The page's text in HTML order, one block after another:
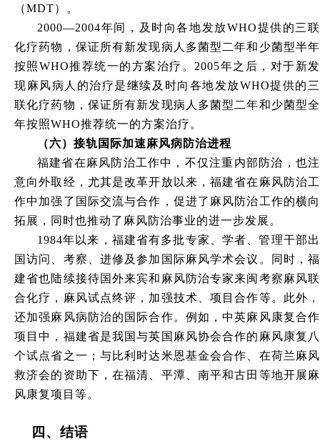
（MDT）。
2000—2004年间，及时向各地发放WHO提供的三联
化疗药物，保证所有新发现病人多菌型二年和少菌型半年
按照WHO推荐统一的方案治疗。2005年之后，对于新发
现麻风病人的治疗是继续及时向各地发放WHO提供的三
联化疗药物，保证所有新发现病人多菌型二年和少菌型全
年按照WHO推荐统一的方案治疗。
（六） 接轨国际加速麻风病防治进程
福建省在麻风防治工作中，不仅注重内部防治，也注
意向外取经，尤其是改革开放以来，福建省在麻风防治工
作中加强了国际交流与合作，促进了麻风防治工作的横向
拓展，同时也推动了麻风防治事业的进一步发展。
1984年以来，福建省有多批专家、学者、管理干部出
国访问、考察、进修及参加国际麻风学术会议。同时，福
建省也陆续接待国外来宾和麻风防治专家来闽考察麻风联
合化疗，麻风试点终评，加强技术、项目合作等。此外，
还加强麻风病防治的国际合作。例如，中英麻风康复合作
项目中，福建省是我国与英国麻风协会合作的麻风康复八
个试点省之一；与比利时达米恩基金会合作、在荷兰麻风
救济会的资助下，在福清、平潭、南平和古田等地开展麻
风康复项目等。
四 、 结语